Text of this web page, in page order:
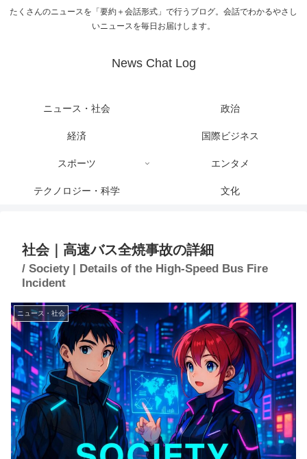
たくさんのニュースを「要約＋会話形式」で行うブログ。会話でわかるやさし
いニュースを毎日お届けします。
News Chat Log
ニュース・社会 政治
経済 国際ビジネス
スポーツ エンタメ
テクノロジー・科学 文化
社会｜高速バス全焼事故の詳細
/ Society | Details of the High-Speed Bus Fire
Incident
ニュース・社会